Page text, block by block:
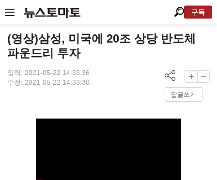
구독
(영상)삼성, 미국에 20조 상당 반도체
파운드리 투자
입력: 2021-05-22 14:33:36
수정: 2021-05-22 14:33:36
답글쓰기